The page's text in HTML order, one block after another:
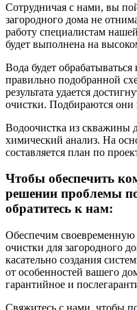
Сотрудничая с нами, вы
загородного дома не
работу специалистам
будет выполнена на
Вода будет
правильно подобранной
результата удается
очистки. Подбираются они
Водоочистка из скважины
химический анализ. На
составляется план по
Чтобы обеспечить
решении проблемы
обратитесь к нам:
Обеспечим своевременную
очистки для загородного
касательно создания
от особенностей вашего
гарантийное и